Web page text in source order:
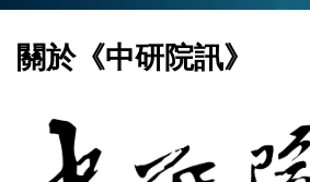
關於《中研院訊》